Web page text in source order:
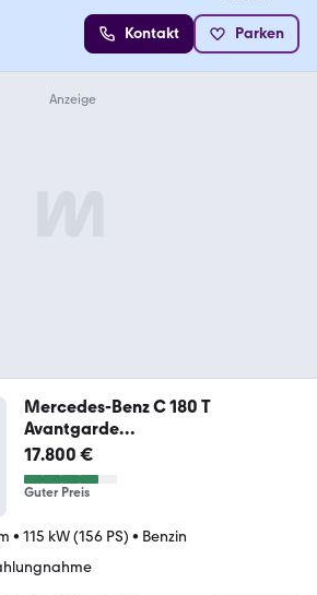
Kontakt Parken
Mercedes-Benz C 180 T
Avantgarde
Multibeam/Easypack/NAVI
17.800 €
Guter Preis
• 115 kW (156 PS) • Benzin